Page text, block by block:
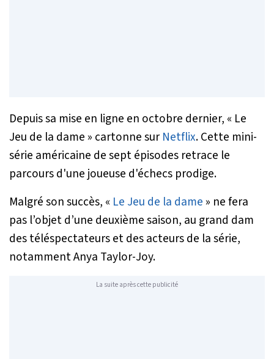
Depuis sa mise en ligne en octobre dernier, « Le
Jeu de la dame » cartonne sur Netflix. Cette mini-
série américaine de sept épisodes retrace le
parcours d'une joueuse d'échecs prodige.
Malgré son succès, « Le Jeu de la dame » ne fera
pas l’objet d’une deuxième saison, au grand dam
des téléspectateurs et des acteurs de la série,
notamment Anya Taylor-Joy.
La suite après cette publicité